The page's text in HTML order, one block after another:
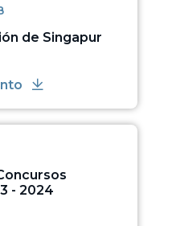
de Singapur
- 2024